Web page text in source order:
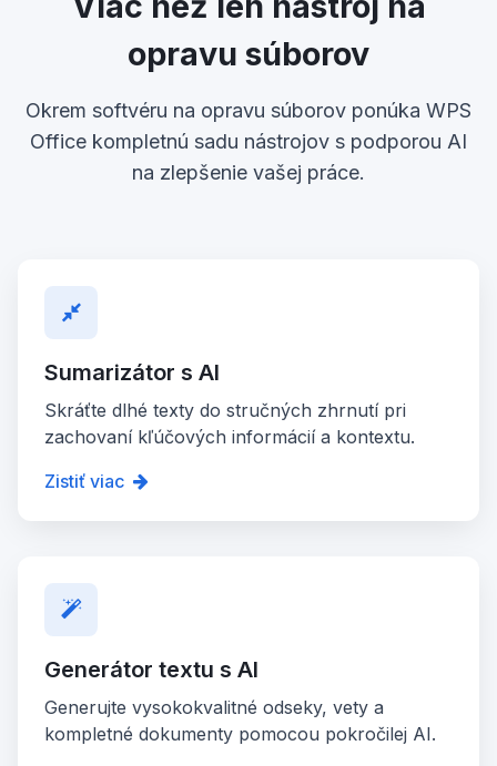
opravu súborov
Okrem softvéru na opravu súborov ponúka WPS
Office kompletnú sadu nástrojov s podporou AI
na zlepšenie vašej práce.
Sumarizátor s AI
Skráťte dlhé texty do stručných zhrnutí pri
zachovaní kľúčových informácií a kontextu.
Zistiť viac
Generátor textu s AI
Generujte vysokokvalitné odseky, vety a
kompletné dokumenty pomocou pokročilej AI.